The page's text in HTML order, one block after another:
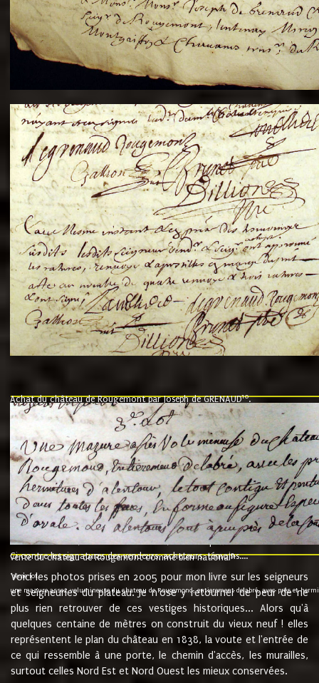
Achat du château de Rougemont par Joseph de GRENAUD10.
"l'an mil six cent soixante treze le ving neuvième jour du mois de
nommé fut présent Messire Claude Guillaume de Moyriat chevalier baron
vend, purement simplement et irrevocablement a monseigneur monsieur
et chavannes conseiller du roy au parlement de Bourgogne, present et
que le dit seigneur Baron de la Vellière a sur ses hommes, indivisables et
de la Velliere tout ainsi et comme le dit seigneur Baron et ses
présent......"
suivent les rentes, donation des terriers, etc... au prix de 880 livre louis
Ci contre les signatures des vendeurs, acheteurs, témoins....
vente du château de Rougemont comme bien national9.
"3ème lot
une mazure assez volumineuse du chateau de Rougemond, entierement delabré, avec près et
Voici les photos prises en 2005 pour mon livre sur les seigneurs
et seigneuries du plateau. Je n'ose y retourner de peur de ne
plus rien retrouver de ces vestiges historiques... Alors qu'à
quelques centaine de mètres on construit du vieux neuf ! elles
représentent le plan du château en 1838, la voute et l'entrée de
ce qui ressemble à une porte, le chemin d'accès, les murailles,
surtout celles Nord Est et Nord Ouest les mieux conservées.